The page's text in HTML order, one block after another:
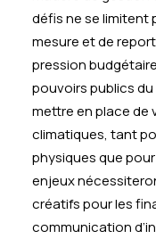
défis ne se limitent
mesure et de
pression
pouvoirs publics
mettre en place de
climatiques, tant
physiques que
enjeux
créatifs pour les
communication